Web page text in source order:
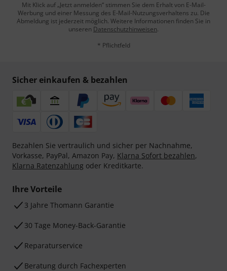
Mit Klick auf „Jetzt anmelden“ stimmen Sie dem Erhalt von E-Mail-
Werbung und einer Messung des E-Mail-Nutzungsverhaltens zu. Die
Abmeldung ist jederzeit möglich. Weitere Informationen finden Sie in
unseren Datenschutzhinweisen.
* Pflichtfeld
Sicher einkaufen & bezahlen
Bezahlen Sie vertraulich und sicher per Nachnahme,
Vorkasse, PayPal, Amazon Pay, Klarna Sofort bezahlen,
Klarna Ratenzahlung oder Kreditkarte.
Ihre Vorteile
3 Jahre Thomann Garantie
30 Tage Money-Back-Garantie
Reparaturservice
Beratung durch Fachexperten